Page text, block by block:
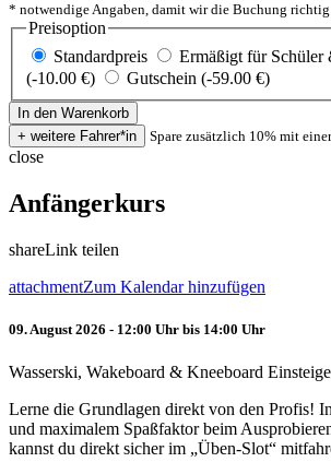
* notwendige Angaben, damit wir die Buchung
Preisoption
Standardpreis
Ermäßigt für Schüler
(-10.00 €)
Gutschein (-59.00 €)
Spare zusätzlich 10% mit
close
Anfängerkurs
shareLink teilen
attachmentZum Kalendar hinzufügen
09. August 2026 - 12:00 Uhr bis 14:00 Uhr
Wasserski, Wakeboard & Kneeboard
Lerne die Grundlagen direkt von den Profis!
und maximalem Spaßfaktor beim
kannst du direkt sicher im „Üben-Slot“